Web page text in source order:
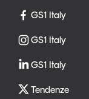
GS1 Italy
GS1 Italy
GS1 Italy
Tendenze